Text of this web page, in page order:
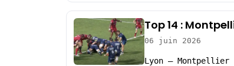
Top 14 :
06 juin 2026
Lyon – Montpellier